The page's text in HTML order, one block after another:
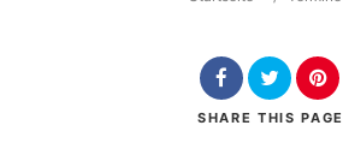
SHARE THIS PAGE